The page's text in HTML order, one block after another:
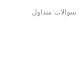
سوالات متداول